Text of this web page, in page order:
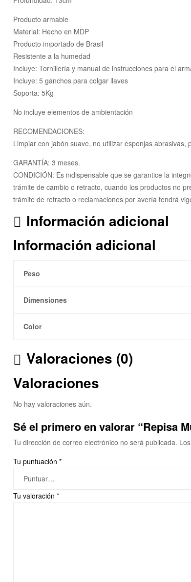
Producto armable
Material: Hecho en MDP
Producto importado de Brasil
Resistente a la humedad
Incluye: Tornillería y manual de instrucciones para el
Incluye: 5 ganchos para colgar llaves
Soporta: 5Kg
No incluye elementos de ambientación
RECOMENDACIONES:
Limpiar con jabón suave, no utilizar esponjas
GARANTÍA: 3 meses.
CONDICIÓN: Es indispensable que se garantice la
trámite de cambio o retracto, cuando los productos no
trámite de retracto o reclamaciones por avería tendrá
Información adicional
Información adicional
Peso
Dimensiones
Color
Valoraciones (0)
Valoraciones
No hay valoraciones aún.
Sé el primero en valorar “Repisa
Tu dirección de correo electrónico no será publicada.
Tu puntuación *
Tu valoración *